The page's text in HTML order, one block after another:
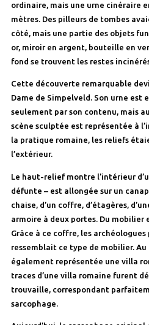
ordinaire, mais une urne cinéraire
mètres. Des pilleurs de tombes
côté, mais une partie des objets
or, miroir en argent, bouteille en
fond se trouvent les restes
Cette découverte remarquable
Dame de Simpelveld. Son urne est
seulement par son contenu, mais
scène sculptée est représentée à
la pratique romaine, les reliefs
l’extérieur.
Le haut-relief montre l’intérieur
défunte – est allongée sur un
chaise, d’un coffre, d’étagères,
armoire à deux portes. Du mobilier
Grâce à ce coffre, les
ressemblait ce type de mobilier.
également représentée une villa
traces d’une villa romaine furent
trouvaille, correspondant
sarcophage.